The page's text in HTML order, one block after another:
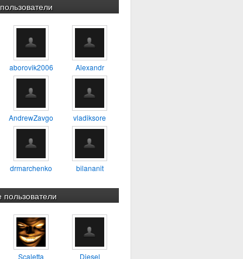
Хороший урок, для
то, один из первых
А можно ли таким
3D модель например
тень не в ту сторону. а
aborovik2006 Alexandr
AndrewZavgo vladiksore
drmarchenko bilananit
Scaletta Diesel